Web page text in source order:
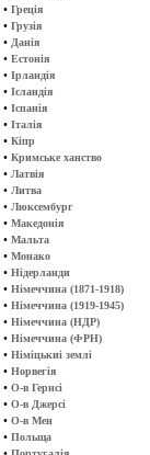
• Греція
• Грузія
• Данія
• Естонія
• Ірландія
• Ісландія
• Іспанія
• Італія
• Кіпр
• Кримське ханство
• Латвія
• Литва
• Люксембург
• Македонія
• Мальта
• Монако
• Нідерланди
• Німеччина (1871-1918)
• Німеччина (1919-1945)
• Німеччина (НДР)
• Німеччина (ФРН)
• Німіцькиі землі
• Норвегія
• О-в Гернсі
• О-в Джерсі
• О-в Мен
• Польща